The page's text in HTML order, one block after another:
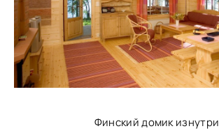
Финский домик изнутри